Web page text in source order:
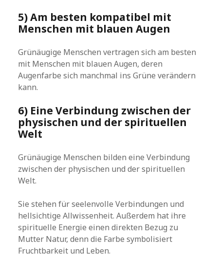
5) Am besten kompatibel mit
Menschen mit blauen Augen
Grünäugige Menschen vertragen sich am besten
mit Menschen mit blauen Augen, deren
Augenfarbe sich manchmal ins Grüne verändern
kann.
6) Eine Verbindung zwischen der
physischen und der spirituellen
Welt
Grünäugige Menschen bilden eine Verbindung
zwischen der physischen und der spirituellen
Welt.
Sie stehen für seelenvolle Verbindungen und
hellsichtige Allwissenheit. Außerdem hat ihre
spirituelle Energie einen direkten Bezug zu
Mutter Natur, denn die Farbe symbolisiert
Fruchtbarkeit und Leben.